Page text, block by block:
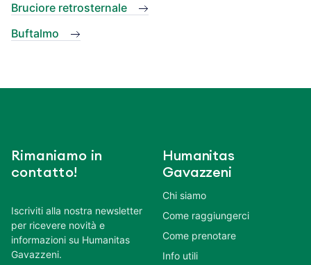
Bruciore retrosternale
Buftalmo
Rimaniamo in
contatto!
Iscriviti alla nostra newsletter
per ricevere novità e
informazioni su Humanitas
Gavazzeni.
Humanitas
Gavazzeni
Chi siamo
Come raggiungerci
Come prenotare
Info utili